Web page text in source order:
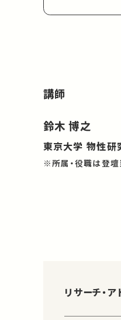
講師
鈴木 博之
東京大学 物性研
※所属・役職は登壇
リサーチ・